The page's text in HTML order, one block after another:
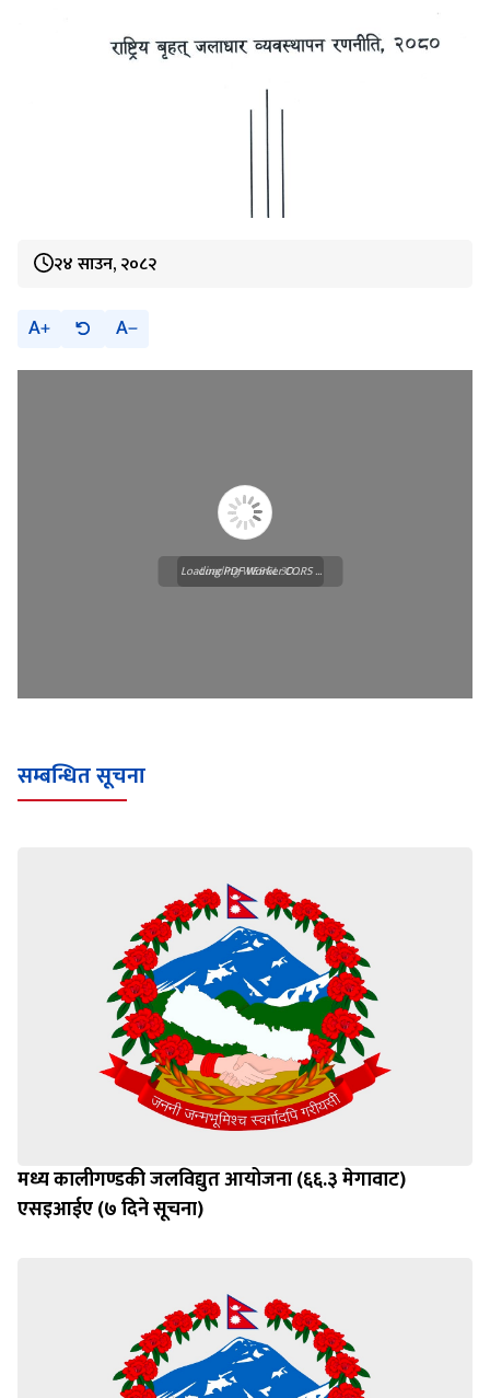
२४ साउन, २०८२
A A
Loading WEBGL 3D ...
Loading PDF Worker CORS ...
सम्बन्धित सूचना
मध्य कालीगण्डकी जलविद्युत आयोजना (६६.३ मेगावाट)
एसइआईए (७ दिने सूचना)